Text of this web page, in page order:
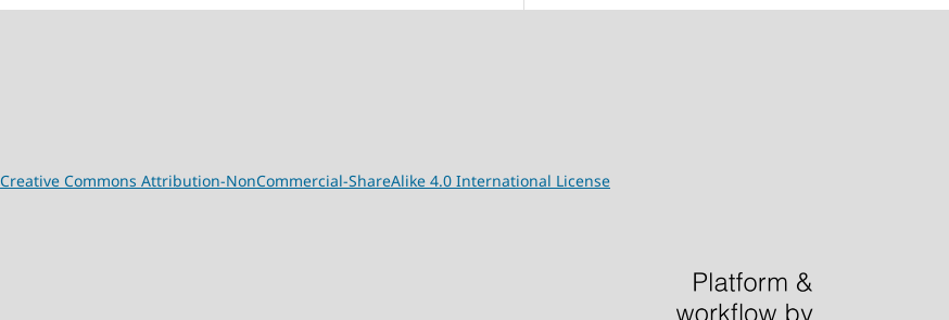
Creative Commons Attribution-NonCommercial-ShareAlike 4.0 International License